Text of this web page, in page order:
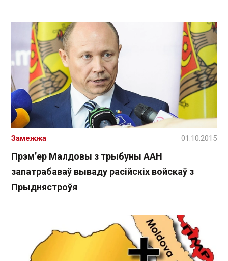
Прэм’ер Малдовы з трыбуны ААН
запатрабаваў вываду расійскіх войскаў з
Прыднястроўя
Замежжа 01.10.2015